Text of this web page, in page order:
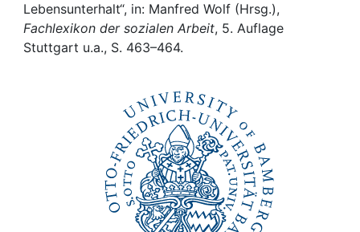
Institutions
Awards
Lebensunterhalt“, in: Manfred Wolf (Hrsg.),
Fachlexikon der sozialen Arbeit, 5. Auflage
Stuttgart u.a., S. 463–464.